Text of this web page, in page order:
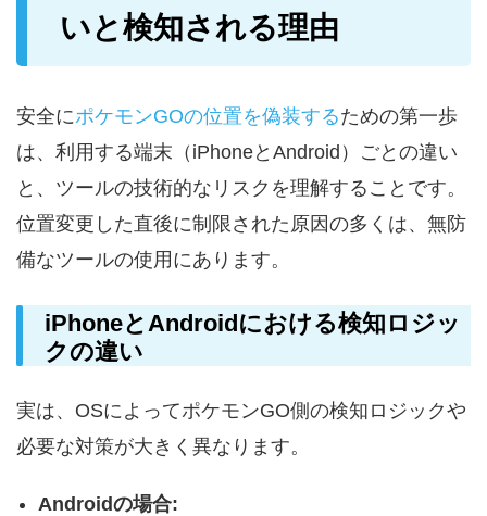
いと検知される理由
安全にポケモンGOの位置を偽装するための第一歩
は、利用する端末（iPhoneとAndroid）ごとの違い
と、ツールの技術的なリスクを理解することです。
位置変更した直後に制限された原因の多くは、無防
備なツールの使用にあります。
iPhoneとAndroidにおける検知ロジッ
クの違い
実は、OSによってポケモンGO側の検知ロジックや
必要な対策が大きく異なります。
Androidの場合: